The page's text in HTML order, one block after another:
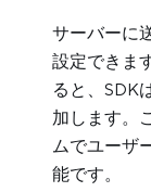
サーバーに
設定できま
ると、SDK
加します。
ムでユーザ
能です。